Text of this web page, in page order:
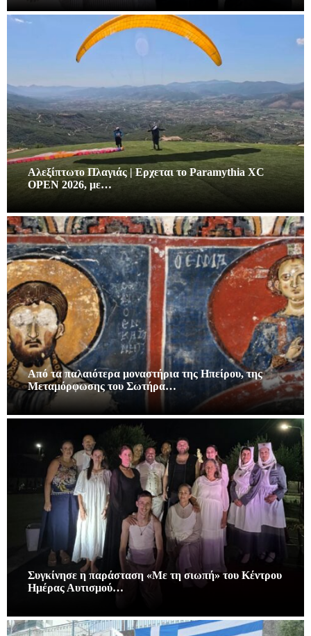
Αλεξίπτωτο Πλαγιάς | Ερχεται το Paramythia XC
OPEN 2026, με…
Από τα παλαιότερα μοναστήρια της Ηπείρου, της
Μεταμόρφωσης του Σωτήρα…
Συγκίνησε η παράσταση «Με τη σιωπή» του Κέντρου
Ημέρας Αυτισμού…